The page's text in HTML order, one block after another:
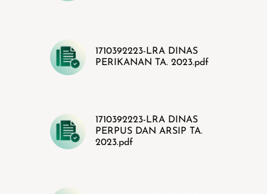
1710392223-LRA DINAS
PERIKANAN TA. 2023.pdf
1710392223-LRA DINAS
PERPUS DAN ARSIP TA.
2023.pdf